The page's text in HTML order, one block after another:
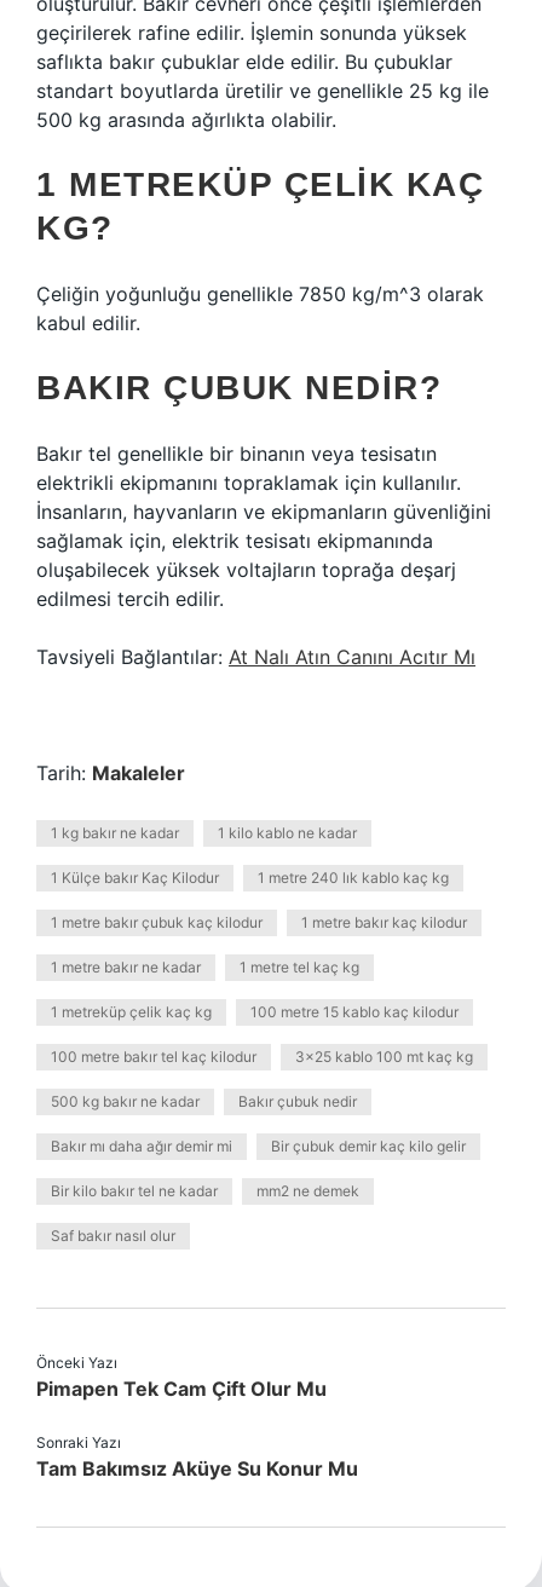
geçirilerek rafine edilir. İşlemin sonunda yüksek
saflıkta bakır çubuklar elde edilir. Bu çubuklar
standart boyutlarda üretilir ve genellikle 25 kg ile
500 kg arasında ağırlıkta olabilir.
1 METREKÜP ÇELIK KAÇ
KG?
Çeliğin yoğunluğu genellikle 7850 kg/m^3 olarak
kabul edilir.
BAKIR ÇUBUK NEDIR?
Bakır tel genellikle bir binanın veya tesisatın
elektrikli ekipmanını topraklamak için kullanılır.
İnsanların, hayvanların ve ekipmanların güvenliğini
sağlamak için, elektrik tesisatı ekipmanında
oluşabilecek yüksek voltajların toprağa deşarj
edilmesi tercih edilir.
Tavsiyeli Bağlantılar: At Nalı Atın Canını Acıtır Mı
Tarih: Makaleler
1 kg bakır ne kadar 1 kilo kablo ne kadar
1 Külçe bakır Kaç Kilodur 1 metre 240 lık kablo kaç kg
1 metre bakır çubuk kaç kilodur 1 metre bakır kaç kilodur
1 metre bakır ne kadar 1 metre tel kaç kg
1 metreküp çelik kaç kg 100 metre 15 kablo kaç kilodur
100 metre bakır tel kaç kilodur 3x25 kablo 100 mt kaç kg
500 kg bakır ne kadar Bakır çubuk nedir
Bakır mı daha ağır demir mi Bir çubuk demir kaç kilo gelir
Bir kilo bakır tel ne kadar mm2 ne demek
Saf bakır nasıl olur
Önceki Yazı
Pimapen Tek Cam Çift Olur Mu
Sonraki Yazı
Tam Bakımsız Aküye Su Konur Mu